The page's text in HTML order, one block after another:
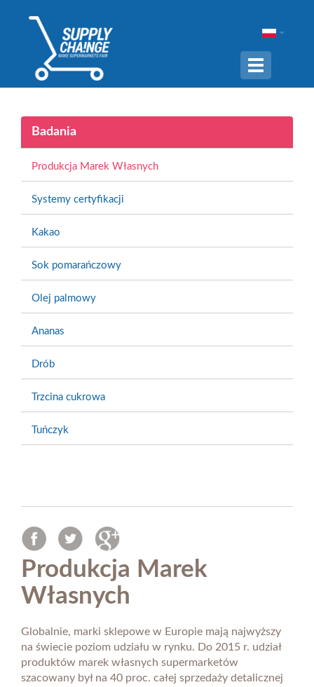
Navigation
ein-/
Badania
Produkcja Marek Własnych
Systemy certyfikacji
Kakao
Sok pomarańczowy
Olej palmowy
Ananas
Drób
Trzcina cukrowa
Tuńczyk
Produkcja Marek
Własnych
Globalnie, marki sklepowe w Europie mają najwyższy
na świecie poziom udziału w rynku. Do 2015 r. udział
produktów marek własnych supermarketów
szacowany był na 40 proc. całej sprzedaży detalicznej